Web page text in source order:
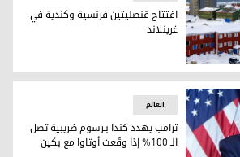
وكندية في غرينلاند
افتتاح قنصليتين فرنسية وكندية في
غرينلاند
العالم
ترامب يهدد كندا بـرسوم ضريبية تصل
الـ 100% إذا وقّعت أوتاوا مع بكين